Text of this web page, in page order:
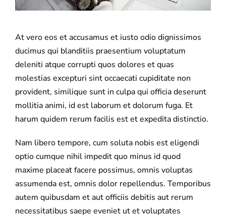
At vero eos et accusamus et iusto odio dignissimos
ducimus qui blanditiis praesentium voluptatum
deleniti atque corrupti quos dolores et quas
molestias excepturi sint occaecati cupiditate non
provident, similique sunt in culpa qui officia deserunt
mollitia animi, id est laborum et dolorum fuga. Et
harum quidem rerum facilis est et expedita distinctio.
Nam libero tempore, cum soluta nobis est eligendi
optio cumque nihil impedit quo minus id quod
maxime placeat facere possimus, omnis voluptas
assumenda est, omnis dolor repellendus. Temporibus
autem quibusdam et aut officiis debitis aut rerum
necessitatibus saepe eveniet ut et voluptates